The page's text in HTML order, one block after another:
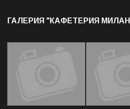
ГАЛЕРИЯ "КАФЕТЕРИЯ